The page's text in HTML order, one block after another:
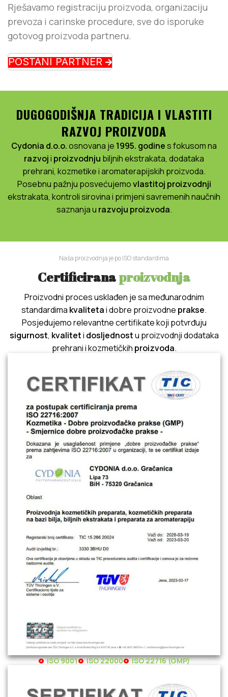
Rješavamo registraciju proizvoda, organizaciju
prevoza i carinske procedure, sve do isporuke
gotovog proizvoda partneru.
POSTANI PARTNER
DUGOGODIŠNJA TRADICIJA I VLASTITI
RAZVOJ PROIZVODA
Cydonia d.o.o.osnovana je 1995. godines fokusom na
razvoji proizvodnju biljnih ekstrakata, dodataka
prehrani, kozmetike i aromaterapijskih proizvoda.
Posebnu pažnju posvećujemovlastitoj proizvodnji
ekstrakata, kontroli sirovina i primjeni savremenih naučnih
saznanja u razvoju proizvoda.
Naša proizvodnja je po ISO standardima
Certificiranaproizvodnja
Proizvodni proces usklađen je sa međunarodnim
standardima kvalitetai dobre proizvodne prakse.
Posjedujemo relevantne certifikate koji potvrđuju
sigurnost, kvaliteti dosljednostu proizvodnji dodataka
prehrani i kozmetičkih proizvoda.
ISO 9001 ISO 22000 ISO 22716 (GMP)